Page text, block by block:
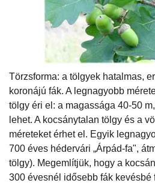
Törzsforma: a tölgyek hatalmas,
koronájú fák. A legnagyobb
tölgy éri el: a magassága 40-50
lehet. A kocsánytalan tölgy és a
méreteket érhet el. Egyik
700 éves hédervári „Árpád-fa",
tölgy). Megemlítjük, hogy a
300 évesnél idősebb fák kevésbé